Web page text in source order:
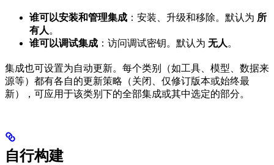
谁可以安装和管理集成 ：安装、升级和移除。默认为 所
有人。
谁可以调试集成 ：访问调试密钥。默认为 无人。
集成也可设置为自动更新。每个类别（如工具、模型、数据来
源等）都有各自的更新策略（关闭、仅修订版本或始终最
新），可应用于该类别下的全部集成或其中选定的部分。
自行构建